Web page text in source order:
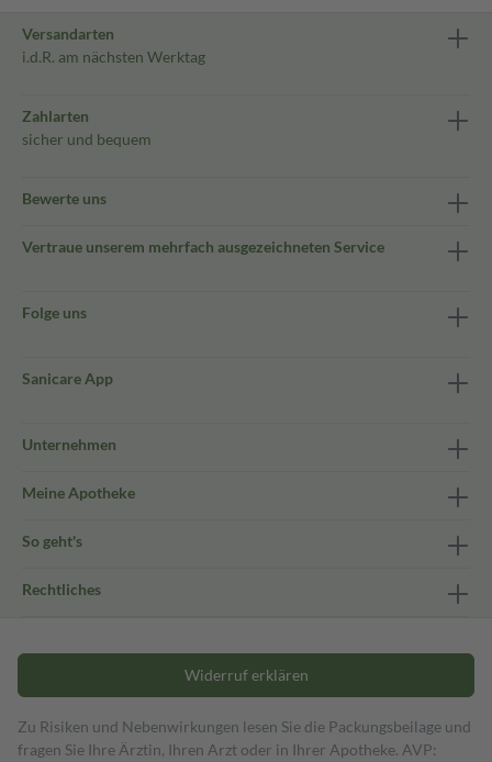
Versandarten
i.d.R. am nächsten Werktag
Zahlarten
sicher und bequem
Bewerte uns
Vertraue unserem mehrfach ausgezeichneten Service
Folge uns
Sanicare App
Unternehmen
Meine Apotheke
So geht's
Rechtliches
Widerruf erklären
Zu Risiken und Nebenwirkungen lesen Sie die Packungsbeilage und
fragen Sie Ihre Ärztin, Ihren Arzt oder in Ihrer Apotheke. AVP: